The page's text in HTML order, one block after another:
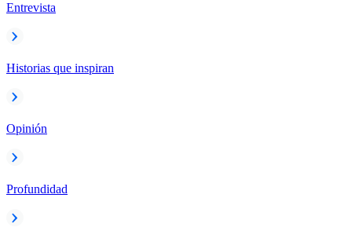
Entrevista
Historias que inspiran
Opinión
Profundidad